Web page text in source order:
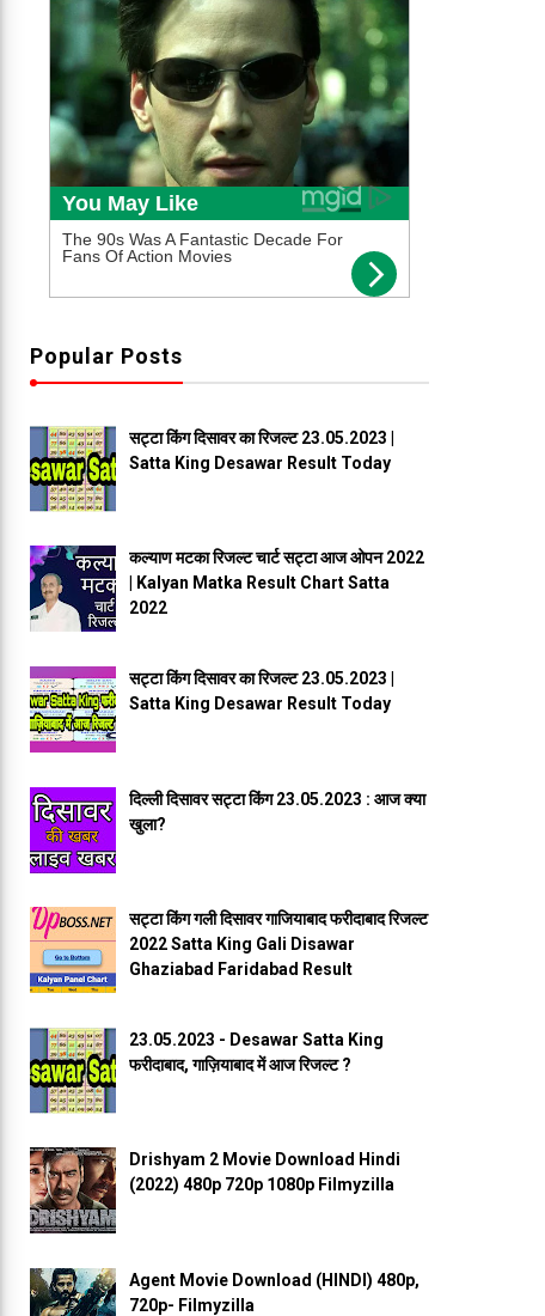
Popular Posts
सट्टा किंग दिसावर का रिजल्ट 23.05.2023 |
Satta King Desawar Result Today
कल्याण मटका रिजल्ट चार्ट सट्टा आज ओपन 2022
| Kalyan Matka Result Chart Satta
2022
सट्टा किंग दिसावर का रिजल्ट 23.05.2023 |
Satta King Desawar Result Today
दिल्ली दिसावर सट्टा किंग 23.05.2023 : आज क्या
खुला?
सट्टा किंग गली दिसावर गाजियाबाद फरीदाबाद रिजल्ट
2022 Satta King Gali Disawar
Ghaziabad Faridabad Result
23.05.2023 - Desawar Satta King
फरीदाबाद, गाज़ियाबाद में आज रिजल्ट ?
Drishyam 2 Movie Download Hindi
(2022) 480p 720p 1080p Filmyzilla
Agent Movie Download (HINDI) 480p,
720p- Filmyzilla